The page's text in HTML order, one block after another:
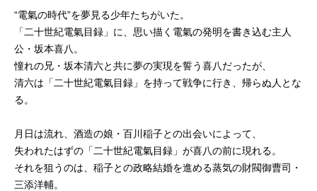
“電氣の時代”を夢見る少年たちがいた。
「二十世紀電氣目録」に、思い描く電氣の発明を書き込む主人
公・坂本喜八。
憧れの兄・坂本清六と共に夢の実現を誓う喜八だったが、
清六は「二十世紀電氣目録」を持って戦争に行き、帰らぬ人とな
る。
月日は流れ、酒造の娘・百川稲子との出会いによって、
失われたはずの「二十世紀電氣目録」が喜八の前に現れる。
それを狙うのは、稲子との政略結婚を進める蒸気の財閥御曹司・
三添洋輔。